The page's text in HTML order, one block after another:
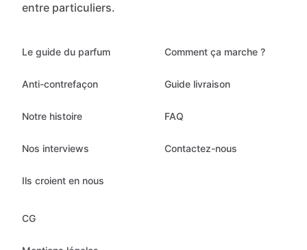
entre particuliers.
Le guide du parfum
Anti-contrefaçon
Notre histoire
Nos interviews
Ils croient en nous
Comment ça marche ?
Guide livraison
FAQ
Contactez-nous
CG